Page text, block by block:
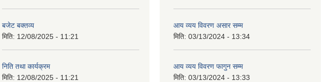
बजेट बक्तव्य
मिति: 12/08/2025 - 11:21
निति तथा कार्यक्रम
मिति: 12/08/2025 - 11:21
आय व्यय विवरण असार सम्म
मिति: 03/13/2024 - 13:34
आय व्यय विवरण फागुन सम्म
मिति: 03/13/2024 - 13:33